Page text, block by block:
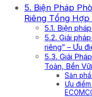
5. Biện Pháp
Riêng Tổng Hợp
5.1. Biện
5.2. Giải
riêng” – Ưu
5.3. Giải
Toàn, Bền
Sản
Ưu